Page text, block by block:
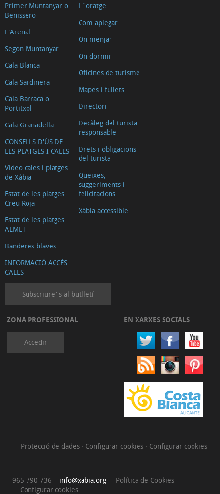
Primer Muntanyar o
Benissero
L'Arenal
Segon Muntanyar
Cala Blanca
Cala Sardinera
Cala Barraca o
Portitxol
Cala Granadella
CONSELLS D'ÚS DE
LES PLATGES I CALES
Video cales i platges
de Xàbia
Estat de les platges.
Creu Roja
Estat de les platges.
AEMET
Banderes blaves
INFORMACIÓ ACCÉS
CALES
L´oratge
Com aplegar
On menjar
On dormir
Oficines de turisme
Mapes i fullets
Directori
Decàleg del turista
responsable
Drets i obligacions
del turista
Queixes,
suggeriments i
felicitacions
Xàbia accessible
Subscriure´s al butlletí
ZONA PROFESSIONAL
Accedir
EN XARXES SOCIALS
Protecció de dades · Configurar cookies · Configurar cookies
965 790 736 info@xabia.org
Política de Cookies
Configurar cookies